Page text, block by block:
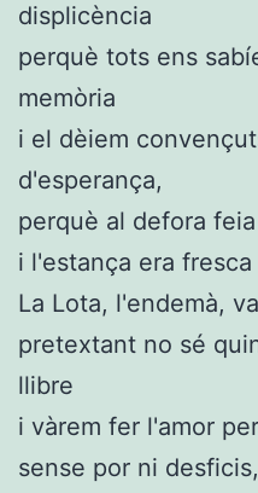
displicència
perquè tots ens
memòria
i el dèiem
d'esperança,
perquè al defora
i l'estança era
La Lota, l'endemà,
pretextant no sé
llibre
i vàrem fer l'amor
sense por ni